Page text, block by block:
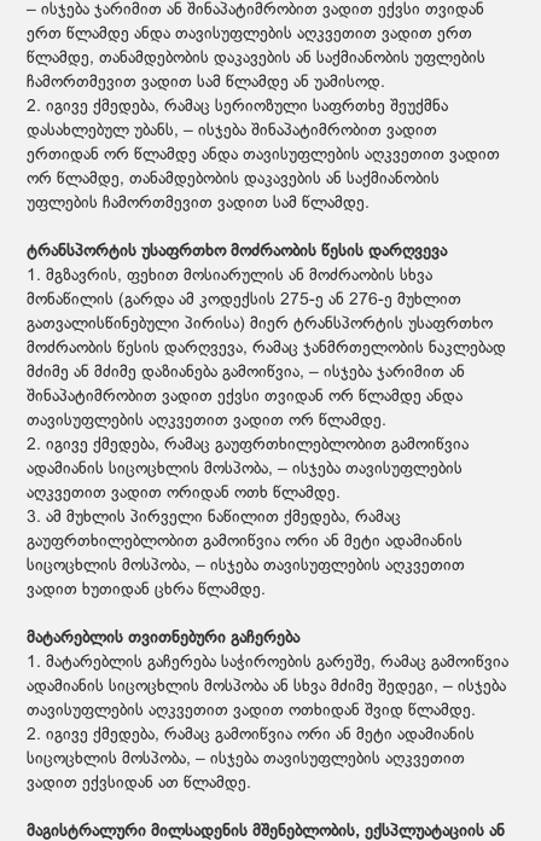
– ისჯება ჯარიმით ან შინაპატიმრობით ვადით ექვსი თვიდან
ერთ წლამდე ანდა თავისუფლების აღკვეთით ვადით ერთ
წლამდე, თანამდებობის დაკავების ან საქმიანობის უფლების
ჩამორთმევით ვადით სამ წლამდე ან უამისოდ.
2. იგივე ქმედება, რამაც სერიოზული საფრთხე შეუქმნა
დასახლებულ უბანს, – ისჯება შინაპატიმრობით ვადით
ერთიდან ორ წლამდე ანდა თავისუფლების აღკვეთით ვადით
ორ წლამდე, თანამდებობის დაკავების ან საქმიანობის
უფლების ჩამორთმევით ვადით სამ წლამდე.
ტრანსპორტის უსაფრთხო მოძრაობის წესის დარღვევა
1. მგზავრის, ფეხით მოსიარულის ან მოძრაობის სხვა
მონაწილის (გარდა ამ კოდექსის 275-ე ან 276-ე მუხლით
გათვალისწინებული პირისა) მიერ ტრანსპორტის უსაფრთხო
მოძრაობის წესის დარღვევა, რამაც ჯანმრთელობის ნაკლებად
მძიმე ან მძიმე დაზიანება გამოიწვია, – ისჯება ჯარიმით ან
შინაპატიმრობით ვადით ექვსი თვიდან ორ წლამდე ანდა
თავისუფლების აღკვეთით ვადით ორ წლამდე.
2. იგივე ქმედება, რამაც გაუფრთხილებლობით გამოიწვია
ადამიანის სიცოცხლის მოსპობა, – ისჯება თავისუფლების
აღკვეთით ვადით ორიდან ოთხ წლამდე.
3. ამ მუხლის პირველი ნაწილით ქმედება, რამაც
გაუფრთხილებლობით გამოიწვია ორი ან მეტი ადამიანის
სიცოცხლის მოსპობა, – ისჯება თავისუფლების აღკვეთით
ვადით ხუთიდან ცხრა წლამდე.
მატარებლის თვითნებური გაჩერება
1. მატარებლის გაჩერება საჭიროების გარეშე, რამაც გამოიწვია
ადამიანის სიცოცხლის მოსპობა ან სხვა მძიმე შედეგი, – ისჯება
თავისუფლების აღკვეთით ვადით ოთხიდან შვიდ წლამდე.
2. იგივე ქმედება, რამაც გამოიწვია ორი ან მეტი ადამიანის
სიცოცხლის მოსპობა, – ისჯება თავისუფლების აღკვეთით
ვადით ექვსიდან ათ წლამდე.
მაგისტრალური მილსადენის მშენებლობის, ექსპლუატაციის ან